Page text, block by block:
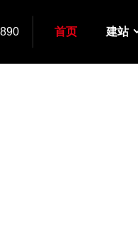
首页 建站